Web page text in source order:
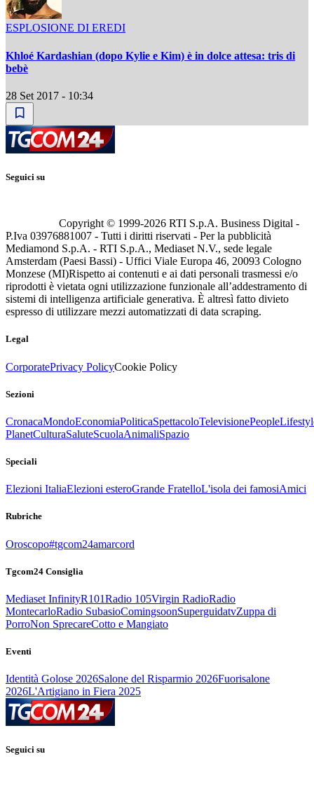
ESPLOSIONE DI EREDI
Khloé Kardashian (dopo Kylie e Kim) è in dolce attesa: tris di
bebè
28 Set 2017 - 10:34
Seguici su
Copyright © 1999-2026 RTI S.p.A. Business Digital -
P.Iva 03976881007 - Tutti i diritti riservati - Per la pubblicità
Mediamond S.p.A. - RTI S.p.A., Mediaset N.V., sede legale
Amsterdam (Paesi Bassi) - Uffici Viale Europa 46, 20093 Cologno
Monzese (MI)Rispetto ai contenuti e ai dati personali trasmessi e/o
riprodotti è vietata ogni utilizzazione funzionale all’addestramento di
sistemi di intelligenza artificiale generativa. È altresì fatto divieto
espresso di utilizzare mezzi automatizzati di data scraping.
Legal
CorporatePrivacy PolicyCookie Policy
Sezioni
CronacaMondoEconomiaPoliticaSpettacoloTelevisionePeople
PlanetCulturaSaluteScuolaAnimaliSpazio
Speciali
Elezioni ItaliaElezioni esteroGrande FratelloL'isola dei famosiAmici
Rubriche
Oroscopo#tgcom24amarcord
Tgcom24 Consiglia
Mediaset InfinityR101Radio 105Virgin RadioRadio
MontecarloRadio SubasioComingsoonSuperguidatvZuppa di
PorroNon SprecareCotto e Mangiato
Eventi
Identità Golose 2026Salone del Risparmio 2026Fuorisalone
2026L'Artigiano in Fiera 2025
Seguici su